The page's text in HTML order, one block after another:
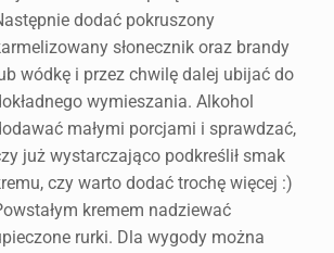
dodać pokruszony
słonecznik oraz brandy
wódkę i przez chwilę dalej ubijać do
wymieszania. Alkohol
małymi porcjami i sprawdzać,
już wystarczająco podkreślił smak
czy warto dodać trochę więcej :)
kremem nadziewać
rurki. Dla wygody można